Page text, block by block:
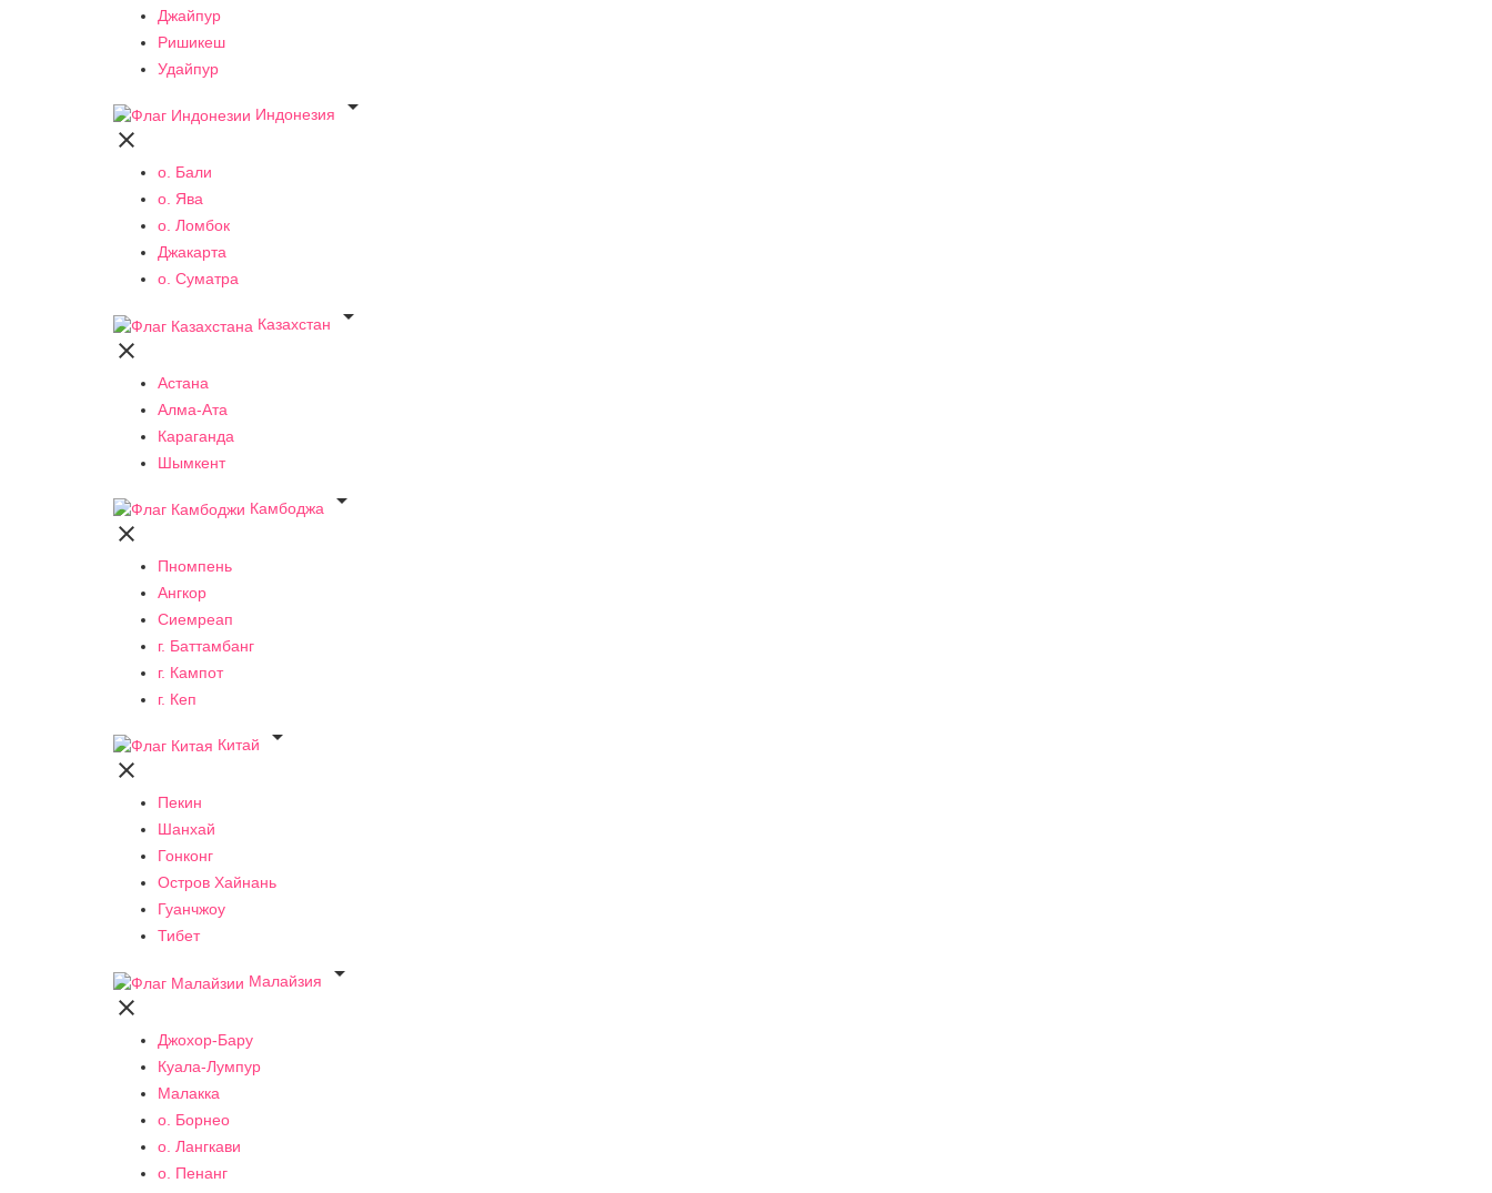
Джайпур
Ришикеш
Удайпур
Индонезия


о. Бали
о. Ява
о. Ломбок
Джакарта
о. Суматра
Казахстан


Астана
Алма-Ата
Караганда
Шымкент
Камбоджа


Пномпень
Ангкор
Сиемреап
г. Баттамбанг
г. Кампот
г. Кеп
Китай


Пекин
Шанхай
Гонконг
Остров Хайнань
Гуанчжоу
Тибет
Малайзия


Джохор-Бару
Куала-Лумпур
Малакка
о. Борнео
о. Лангкави
о. Пенанг